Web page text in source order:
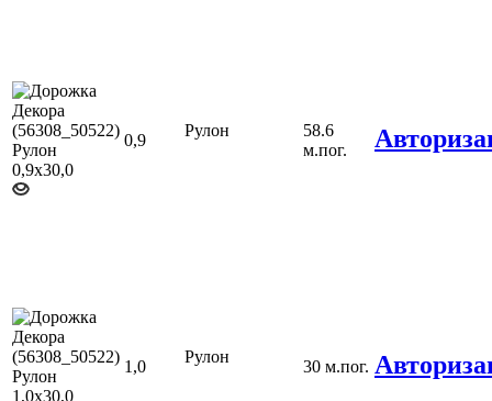
0,9
Рулон
58.6
м.пог.
1,0
Рулон
30 м.пог.